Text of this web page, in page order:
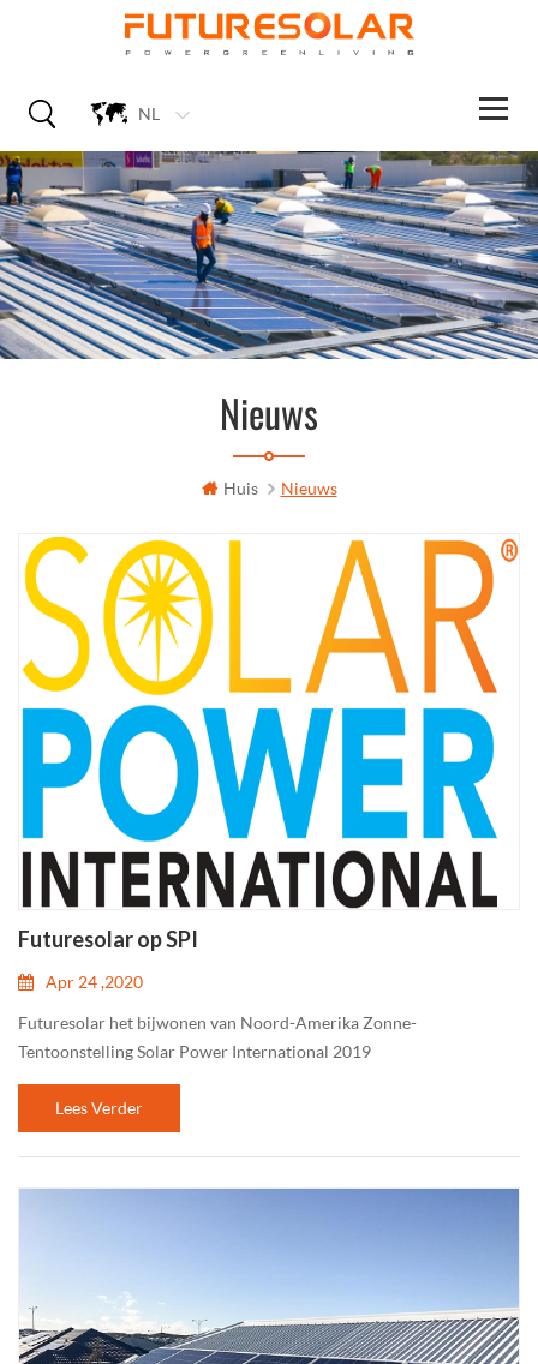
NL
Nieuws
Huis Nieuws
Futuresolar op SPI
Apr 24 ,2020
Futuresolar het bijwonen van Noord-Amerika Zonne-
Tentoonstelling Solar Power International 2019
Lees Verder